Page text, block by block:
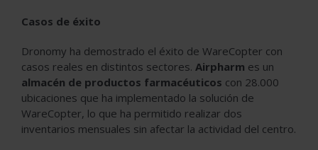
Casos de éxito
Dronomy ha demostrado el éxito de WareCopter con
casos reales en distintos sectores. Airpharm es un
almacén de productos farmacéuticos con 28.000
ubicaciones que ha implementado la solución de
WareCopter, lo que ha permitido realizar dos
inventarios mensuales sin afectar la actividad del centro.